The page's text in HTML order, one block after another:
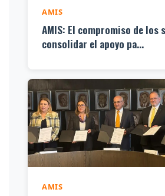
AMIS
AMIS: El compromiso de los
consolidar el apoyo pa...
AMIS